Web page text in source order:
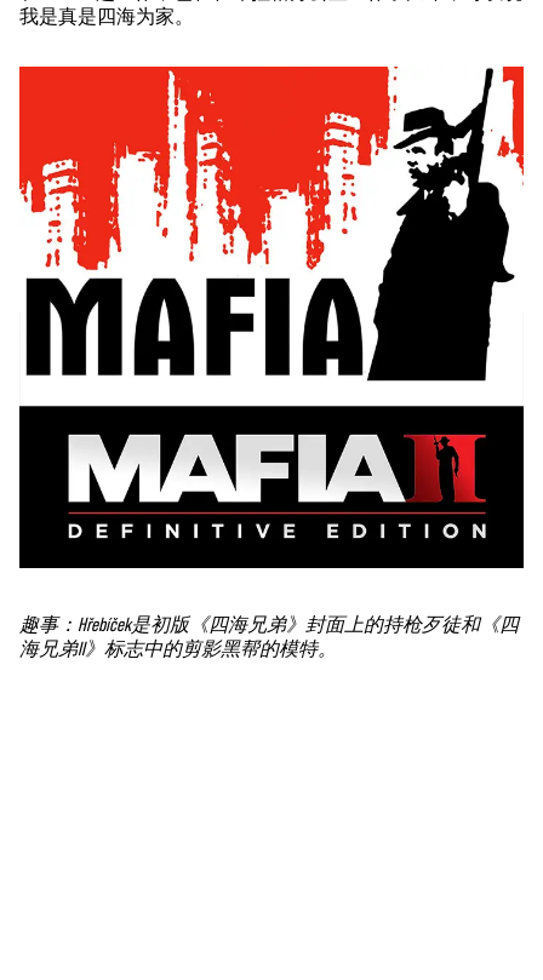
我是真是四海为家。
趣事：Hřebíček是初版《四海兄弟》封面上的持枪歹徒和《四
海兄弟II》标志中的剪影黑帮的模特。